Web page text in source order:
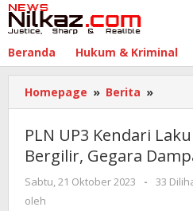
Lewati
ke
Beranda Hukum & Kriminal
Homepage » Berita »
UP3
PLN UP3 Kendari
Bergilir, Gegara
Sabtu, 21 Oktober 2023 oleh
-
33
oleh